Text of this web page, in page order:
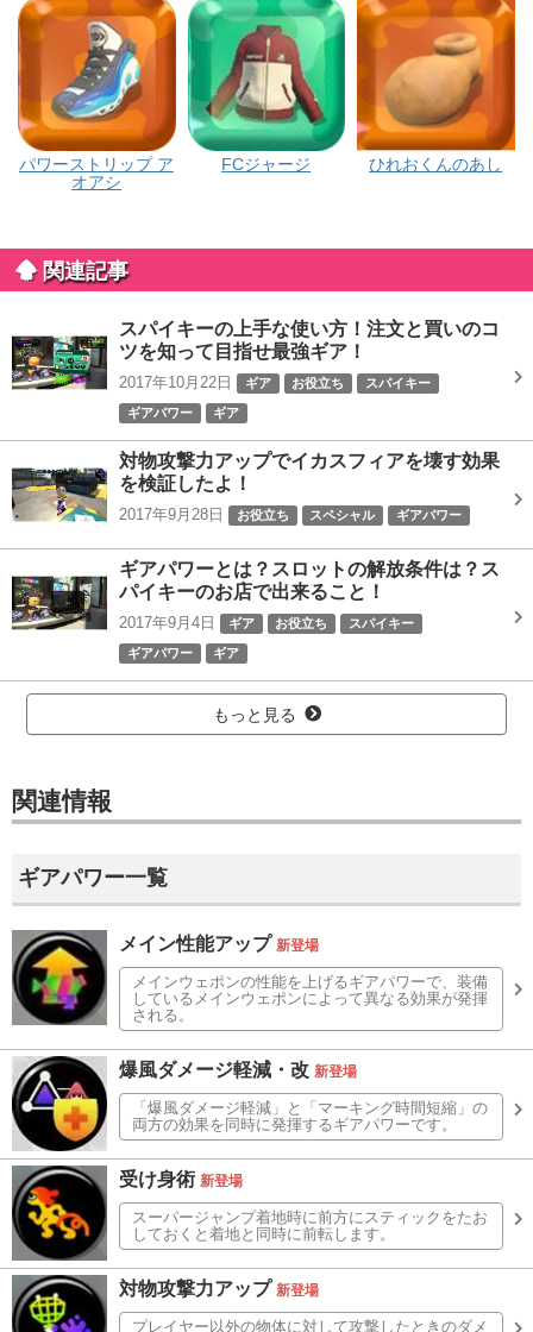
パワーストリップ ア
オアシ
FCジャージ ひれおくんのあし
関連記事
スパイキーの上手な使い方！注文と買いのコ
ツを知って目指せ最強ギア！
2017年10月22日 ギア お役立ち スパイキー
ギアパワー ギア
対物攻撃力アップでイカスフィアを壊す効果
を検証したよ！
2017年9月28日 お役立ち スペシャル ギアパワー
ギアパワーとは？スロットの解放条件は？ス
パイキーのお店で出来ること！
2017年9月4日 ギア お役立ち スパイキー
ギアパワー ギア
もっと見る
関連情報
ギアパワー一覧
メイン性能アップ 新登場
メインウェポンの性能を上げるギアパワーで、装備
しているメインウェポンによって異なる効果が発揮
される。
爆風ダメージ軽減・改 新登場
「爆風ダメージ軽減」と「マーキング時間短縮」の
両方の効果を同時に発揮するギアパワーです。
受け身術 新登場
スーパージャンプ着地時に前方にスティックをたお
しておくと着地と同時に前転します。
対物攻撃力アップ 新登場
プレイヤー以外の物体に対して攻撃したときのダメ